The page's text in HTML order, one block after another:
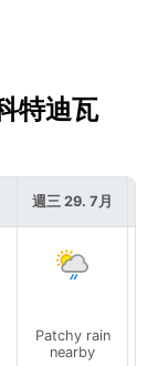
特迪瓦
週三 29. 7月
Patchy rain
nearby